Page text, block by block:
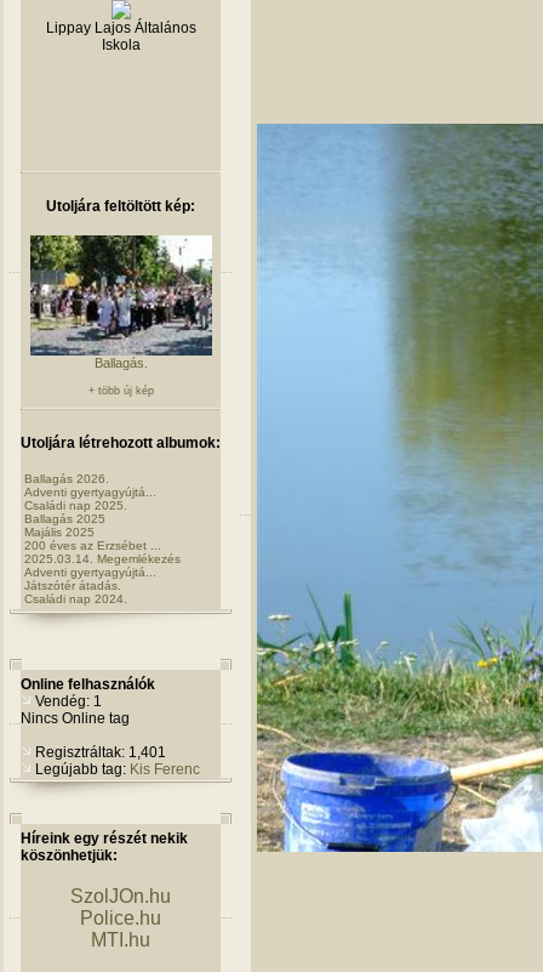
Lippay Lajos Általános
Iskola
Utoljára feltöltött kép:
Ballagás.
+ több új kép
Utoljára létrehozott albumok:
Ballagás 2026.
Adventi gyertyagyújtá...
Családi nap 2025.
Ballagás 2025
Majális 2025
200 éves az Erzsébet ...
2025.03.14. Megemlékezés
Adventi gyertyagyújtá...
Játszótér átadás.
Családi nap 2024.
Online felhasználók
Vendég: 1
Nincs Online tag
Regisztráltak: 1,401
Legújabb tag: Kis Ferenc
Híreink egy részét nekik
köszönhetjük:
SzolJOn.hu
Police.hu
MTI.hu